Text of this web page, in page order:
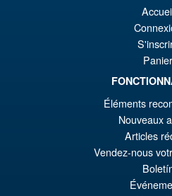
S.H.
PRÉ
Panier
Éléments
Nouveaux
Articles
Vendez-nous